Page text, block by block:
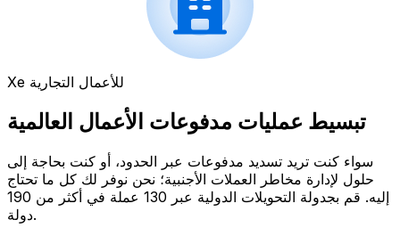
Xe للأعمال التجارية
تبسيط عمليات مدفوعات الأعمال العالمية
سواء كنت تريد تسديد مدفوعات عبر الحدود، أو كنت بحاجة إلى
حلول لإدارة مخاطر العملات الأجنبية؛ نحن نوفر لك كل ما تحتاج
إليه. قم بجدولة التحويلات الدولية عبر 130 عملة في أكثر من 190
دولة.